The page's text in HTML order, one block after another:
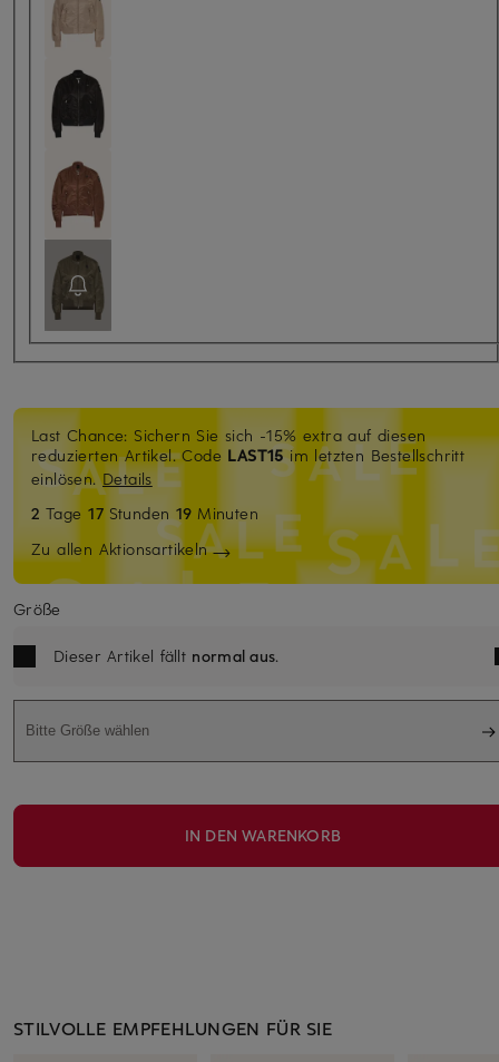
Last Chance: Sichern Sie sich -15% extra auf diesen
reduzierten Artikel. Code LAST15im letzten Bestellschritt
einlösen.Details
2 Tage17 Stunden 19 Minuten
Zu allen Aktionsartikeln
Größe
Dieser Artikel fällt normal aus.
Bitte Größe wählen
IN DEN WARENKORB
STILVOLLE EMPFEHLUNGEN FÜR SIE